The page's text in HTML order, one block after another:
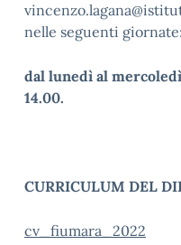
nelle seguenti giornate:
dal lunedì al
14.00.
CURRICULUM DEL
cv_fiumara_2022